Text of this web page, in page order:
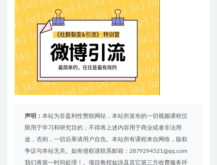
声明： 本站为非盈利性赞助网站，本站所发布的一切视频课程仅
限用于学习和研究目的；不得将上述内容用于商业或者非法用
途，否则，一切后果请用户自负。本站所有课程来自网络，版权
争议与本站无关。如有侵权请联系邮箱：2879294521@qq.com
我们将第一时间处理！。项目教程如涉及其它第三方收费服务环